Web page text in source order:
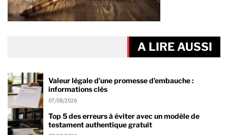
A LIRE AUSSI
Valeur légale d’une promesse d’embauche :
informations clés
07/08/2026
Top 5 des erreurs à éviter avec un modèle de
testament authentique gratuit